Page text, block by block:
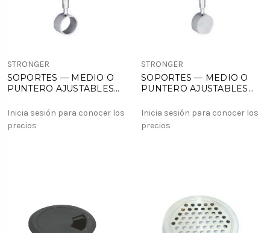
STRONGER
SOPORTES — MEDIO O
PUNTERO AJUSTABLES
Inicia sesión para conocer los
precios
STRONGER
SOPORTES — MEDIO O
PUNTERO AJUSTABLES
Inicia sesión para conocer los
precios